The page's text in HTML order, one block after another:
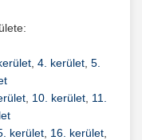
4. kerület 5.
, 10. kerület, 11.
kerület 16. kerület